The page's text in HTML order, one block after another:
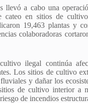
llevó a cabo una
cateo en sitios de
19,463 plantas y
colaboradoras
ilegal continúa
Los sitios de cultivo
y dañar los
de cultivo interior a
de incendios